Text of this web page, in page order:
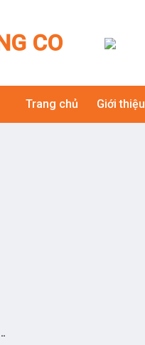
Trang chủ Giới thiệu